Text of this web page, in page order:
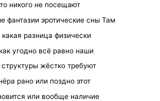
никого не посещают
фантазии эротические сны Там
разница физически
угодно всё равно наши
жёстко требуют
рано или поздно этот
или вообще наличие